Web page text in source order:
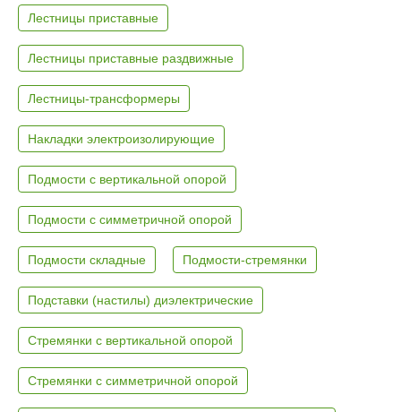
Лестницы приставные
Лестницы приставные раздвижные
Лестницы-трансформеры
Накладки электроизолирующие
Подмости с вертикальной опорой
Подмости с симметричной опорой
Подмости складные Подмости-стремянки
Подставки (настилы) диэлектрические
Стремянки с вертикальной опорой
Стремянки с симметричной опорой